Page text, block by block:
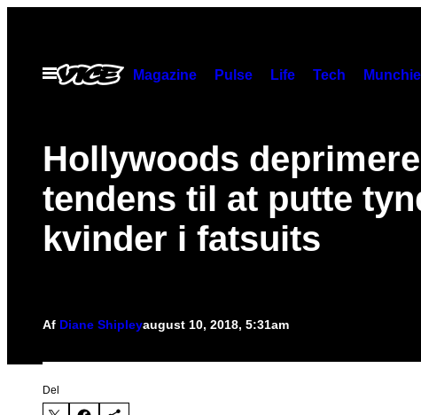
indhold
Åbn
Menu
Magazine Pulse Life Tech
Hollywoods
tendens til at putte
kvinder i fatsuits
Af Diane Shipleyaugust 10, 2018, 5:31am
Del